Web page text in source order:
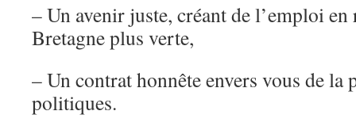
– Un avenir juste, créant de l’emploi
Bretagne plus verte,
– Un contrat honnête envers vous de la
politiques.